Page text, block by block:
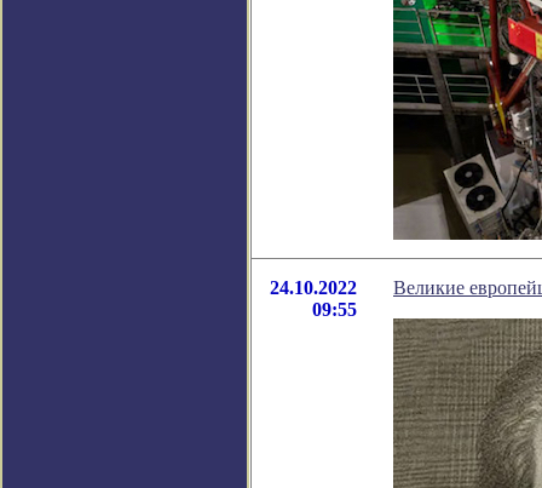
24.10.2022
09:55
Великие